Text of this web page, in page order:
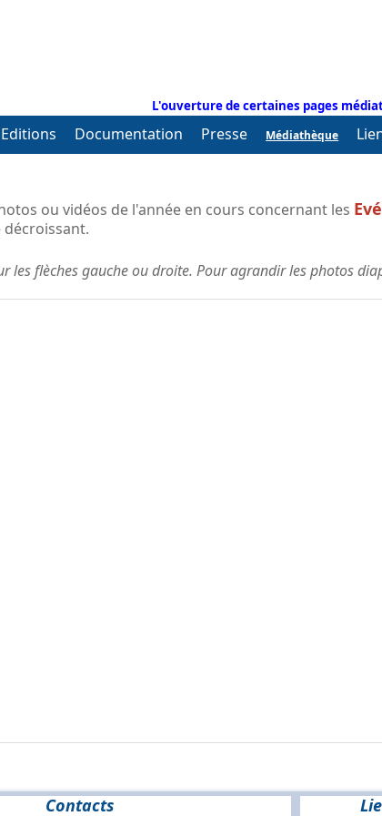
L'ouverture de certaines pages
Editions Documentation Presse Médiathèque
ou vidéos de l'année en cours concernant les
les flèches gauche ou droite. Pour agrandir les photos
Contacts